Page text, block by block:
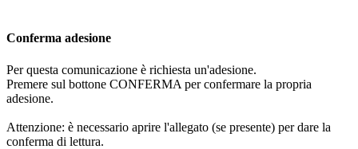
Conferma adesione
Per questa comunicazione è richiesta un'adesione.
Premere sul bottone CONFERMA per confermare la propria
adesione.
Attenzione: è necessario aprire l'allegato (se presente) per dare la
conferma di lettura.